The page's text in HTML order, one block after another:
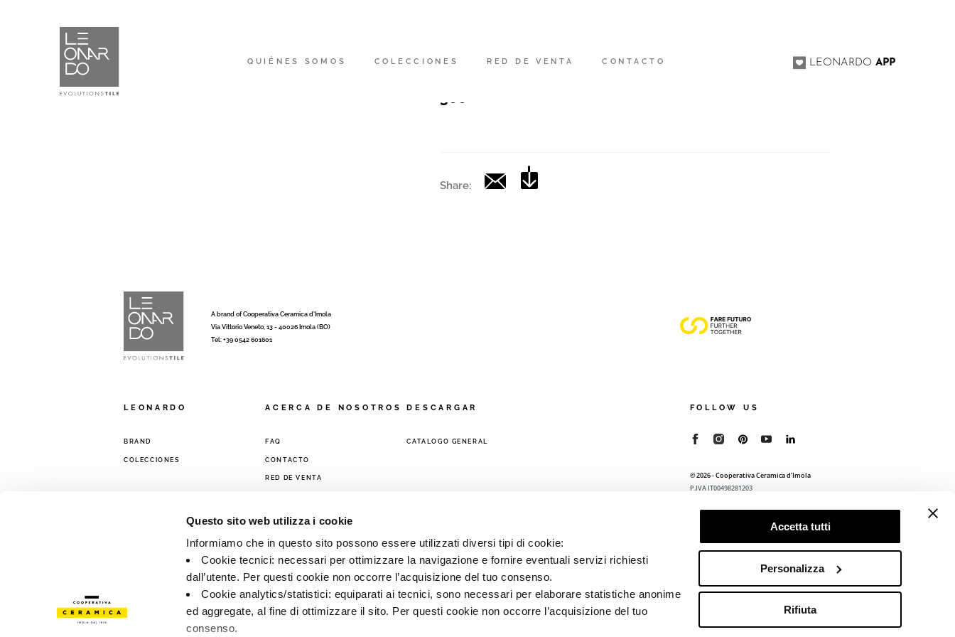
Questo sito web utilizza i cookie
Informiamo che in questo sito possono essere utilizzati diversi tipi di cookie:
Cookie tecnici: necessari per ottimizzare la navigazione e fornire eventuali servizi richiesti
dall’utente. Per questi cookie non occorre l’acquisizione del tuo consenso.
Cookie analytics/statistici: equiparati ai tecnici, sono necessari per elaborare statistiche anonime
ed aggregate, al fine di ottimizzare il sito. Per questi cookie non occorre l’acquisizione del tuo
consenso.
Accetta tutti
Personalizza
Rifiuta
QUIÉNES SOMOS COLECCIONES RED DE VENTA CONTACTO LEONARDOAPP
306
Share:
A brand of Cooperativa Ceramica d’Imola
Via Vittorio Veneto, 13 - 40026 Imola (BO)
Tel: +39 0542 601601
LEONARDO
BRAND
COLECCIONES
ACERCA DE NOSOTROS
FAQ
CONTACTO
RED DE VENTA
DESCARGAR
CATALOGO GENERAL
FOLLOW US
© 2026 - Cooperativa Ceramica d’Imola
P.IVA IT00498281203
R.E.A. BO 5545
Cookie policy—Preferenze